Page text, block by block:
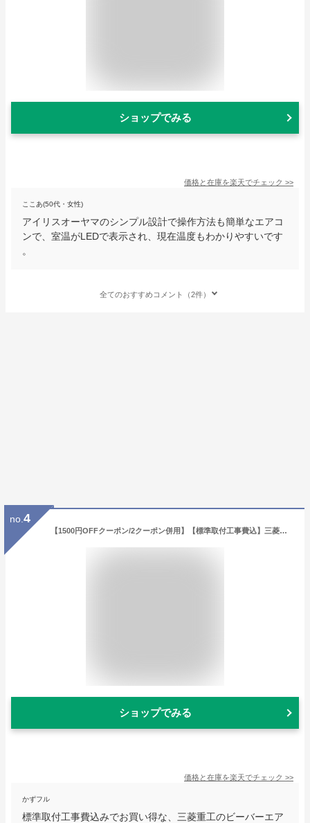
ショップでみる
価格と在庫を楽天でチェック >>
ここあ(50代・女性)
アイリスオーヤマのシンプル設計で操作方法も簡単なエアコ
ンで、室温がLEDで表示され、現在温度もわかりやすいです
。
全てのおすすめコメント（2件）
no. 4
【1500円OFFクーポン/2クーポン併用】【標準取付工事費込】三菱重工 ビーバーエアコンTシリーズ ルームエアコン 主に8畳用 SRK2523T-W-SET 2023年モデル エアコン 工事費込み 室内機高さ25cm コンパクトサイズ 上下フラップ・左右ルーバー風向自動 JET運転 空清運転
ショップでみる
価格と在庫を楽天でチェック >>
かずフル
標準取付工事費込みでお買い得な、三菱重工のビーバーエア